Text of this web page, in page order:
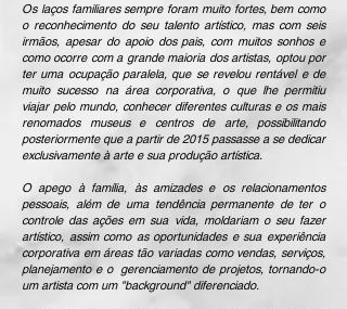
Os laços familiares sempre foram muito fortes, bem como
o reconhecimento do seu talento artístico, mas com seis
irmãos, apesar do apoio dos pais, com muitos sonhos e
como ocorre com a grande maioria dos artistas, optou por
ter uma ocupação paralela, que se revelou rentável e de
muito sucesso na área corporativa, o que lhe permitiu
viajar pelo mundo, conhecer diferentes culturas e os mais
renomados museus e centros de arte, possibilitando
posteriormente que a partir de 2015 passasse a se dedicar
exclusivamente à arte e sua produção artística.
O apego à família, às amizades e os relacionamentos
pessoais, além de uma tendência permanente de ter o
controle das ações em sua vida, moldariam o seu fazer
artístico, assim como as oportunidades e sua experiência
corporativa em áreas tão variadas como vendas, serviços,
planejamento e o gerenciamento de projetos, tornando-o
um artista com um "background" diferenciado.